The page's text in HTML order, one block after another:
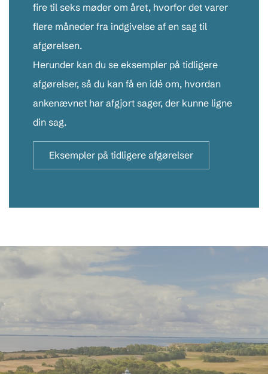
fire til seks møder om året, hvorfor det varer
flere måneder fra indgivelse af en sag til
afgørelsen.
Herunder kan du se eksempler på tidligere
afgørelser, så du kan få en idé om, hvordan
ankenævnet har afgjort sager, der kunne ligne
din sag.
Eksempler på tidligere afgørelser